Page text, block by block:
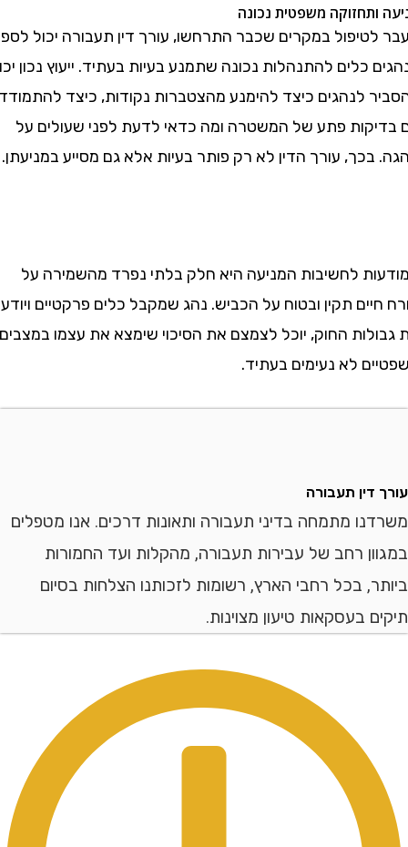
משפטית נכונה
במקרים שכבר התרחשו, עורך דין תעבורה יכול לספק
כלים להתנהלות נכונה שתמנע בעיות בעתיד. ייעוץ נכון יכול
לנהגים כיצד להימנע מהצטברות נקודות, כיצד להתמודד
פתע של המשטרה ומה כדאי לדעת לפני שעולים על
עורך הדין לא רק פותר בעיות אלא גם מסייע במניעתן.
לחשיבות המניעה היא חלק בלתי נפרד מהשמירה על
תקין ובטוח על הכביש. נהג שמקבל כלים פרקטיים ויודע
החוק, יוכל לצמצם את הסיכוי שימצא את עצמו במצבים
לא נעימים בעתיד.
תעבורה
מתמחה בדיני תעבורה ותאונות דרכים. אנו מטפלים
רחב של עבירות תעבורה, מהקלות ועד החמורות
בכל רחבי הארץ, רשומות לזכותנו הצלחות בסיום
בעסקאות טיעון מצוינות.